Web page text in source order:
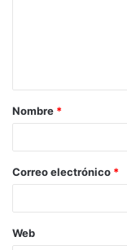
a
r
*
Nombre *
Correo electrónico *
Web